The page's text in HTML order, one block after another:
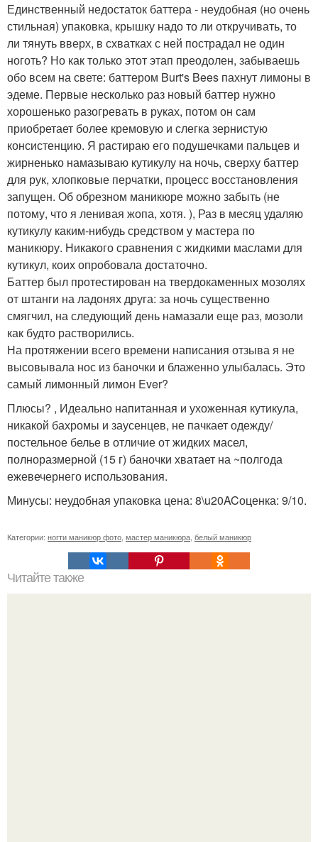
Единственный недостаток баттера - неудобная (но очень
стильная) упаковка, крышку надо то ли откручивать, то
ли тянуть вверх, в схватках с ней пострадал не один
ноготь? Но как только этот этап преодолен, забываешь
обо всем на свете: баттером Burt's Bees пахнут лимоны в
эдеме. Первые несколько раз новый баттер нужно
хорошенько разогревать в руках, потом он сам
приобретает более кремовую и слегка зернистую
консистенцию. Я растираю его подушечками пальцев и
жирненько намазываю кутикулу на ночь, сверху баттер
для рук, хлопковые перчатки, процесс восстановления
запущен. Об обрезном маникюре можно забыть (не
потому, что я ленивая жопа, хотя. ), Раз в месяц удаляю
кутикулу каким-нибудь средством у мастера по
маникюру. Никакого сравнения с жидкими маслами для
кутикул, коих опробовала достаточно.
Баттер был протестирован на твердокаменных мозолях
от штанги на ладонях друга: за ночь существенно
смягчил, на следующий день намазали еще раз, мозоли
как будто растворились.
На протяжении всего времени написания отзыва я не
высовывала нос из баночки и блаженно улыбалась. Это
самый лимонный лимон Ever?
Плюсы? , Идеально напитанная и ухоженная кутикула,
никакой бахромы и заусенцев, не пачкает одежду/
постельное белье в отличие от жидких масел,
полноразмерной (15 г) баночки хватает на ~полгода
ежевечернего использования.
Минусы: неудобная упаковка цена: 8\u20ACоценка: 9/10.
Категории: ногти маникюр фото, мастер маникюра, белый маникюр
Читайте также